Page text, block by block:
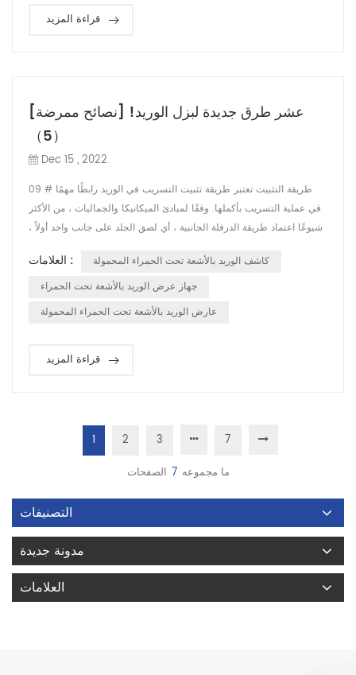
قراءة المزيد
[نصائح ممرضة] عشر طرق جديدة لبزل الوريد!
（5）
Dec 15 , 2022
09 # طريقة التثبيت تعتبر طريقة تثبيت التسريب في الوريد رابطًا مهمًا
في عملية التسريب بأكملها. وفقًا لمبادئ الميكانيكا والجماليات ، من الأكثر
شيوعًا اعتماد طريقة الدرفلة الجانبية ، أي لصق الجلد على جانب واحد أولاً ،
يمكن أن يكون الشريط في حالة توتر. ، تأكد من أنها ليست فضفاضة ، وأن
العلامات :
كاشف الوريد بالأشعة تحت الحمراء المحمولة
جهاز عرض الوريد بالأشعة تحت الحمراء
عارض الوريد بالأشعة تحت الحمراء المحمولة
قراءة المزيد
1 2 3
7
ما مجموعه 7 الصفحات
التصنيفات
مدونة جديدة
العلامات